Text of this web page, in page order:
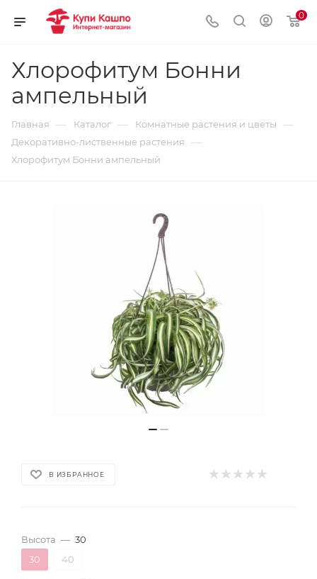
0
Хлорофитум Бонни
ампельный
Главная — Каталог — Комнатные растения и цветы —
Декоративно-лиственные растения —
Хлорофитум Бонни ампельный
В ИЗБРАННОЕ
Высота — 30
30
40